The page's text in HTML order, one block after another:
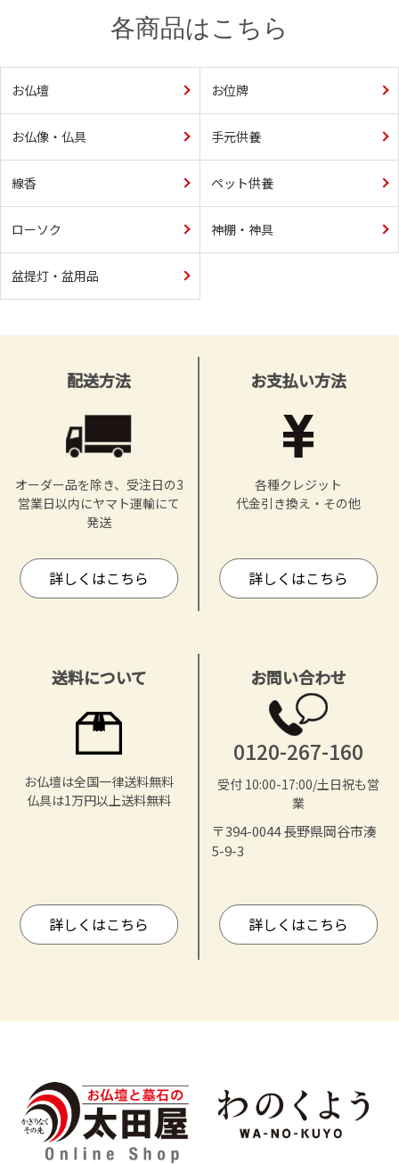
各商品はこちら
お仏壇 お位牌
お仏像・仏具 手元供養
線香 ペット供養
ローソク 神棚・神具
盆提灯・盆用品
配送方法
オーダー品を除き、受注日の3
営業日以内にヤマト運輸にて
発送
詳しくはこちら
お支払い方法
各種クレジット
代金引き換え・その他
詳しくはこちら
送料について
お仏壇は全国一律送料無料
仏具は1万円以上送料無料
詳しくはこちら
お問い合わせ
0120-267-160
受付 10:00-17:00/土日祝も営
業
〒394-0044 長野県岡谷市湊
5-9-3
詳しくはこちら